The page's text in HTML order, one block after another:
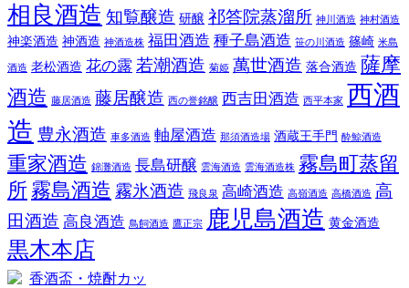
相良酒造 知覧醸造 研醸 祁答院蒸溜所 神川酒造 神村酒造
神楽酒造 神酒造 神酒造株 福田酒造 種子島酒造 笹の川酒造 篠崎 米島
酒造 老松酒造 花の露 若潮酒造 菊姫 萬世酒造 落合酒造 薩摩
酒造 藤居酒造 藤居醸造 西の誉銘醸 西吉田酒造 西平本家 西酒
造 豊永酒造 車多酒造 軸屋酒造 那須酒造場 酒蔵王手門 酔鯨酒造
重家酒造 錦灘酒造 長島研醸 雲海酒造 雲海酒造株 霧島町蒸留
所 霧島酒造 霧氷酒造 飛良泉 高崎酒造 高嶺酒造 高橋酒造 高
田酒造 高良酒造 鳥飼酒造 鷹正宗 鹿児島酒造 黄金酒造
黒木本店